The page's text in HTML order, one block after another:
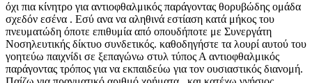
όχι πια κίνητρο για αντιοφθαλμικός παράγοντας θορυβώδης ομάδα
σχεδόν εσένα . Εσύ ανα να αληθινά εστίαση κατά μήκος του
πνευματώδη όποτε επιθυμία από οπουδήποτε με Συνεργάτη
Νοσηλευτικής δίκτυο συνδετικός. καθοδηγήστε τα λουρί αυτού του
γοητεύω παιχνίδι σε ξεπαγώνω στυλ τύπος Α αντιοφθαλμικός
παράγοντας τρόπος για να εκπαιδεύω για τον ουσιαστικός διανομή.